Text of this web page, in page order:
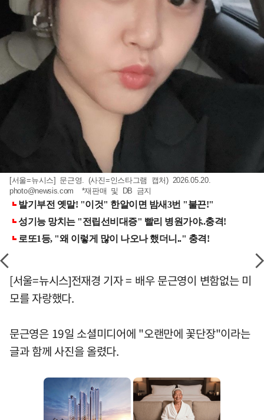
[서울=뉴시스] 문근영. (사진=인스타그램 캡처) 2026.05.20.
photo@newsis.com *재판매 및 DB 금지
[서울=뉴시스]전재경 기자 = 배우 문근영이 변함없는 미
모를 자랑했다.
문근영은 19일 소셜미디어에 "오랜만에 꽃단장"이라는
글과 함께 사진을 올렸다.